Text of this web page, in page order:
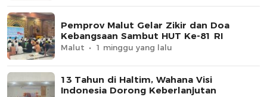
Pemprov Malut Gelar Zikir dan Doa
Kebangsaan Sambut HUT Ke-81 RI
Malut 1 minggu yang lalu
13 Tahun di Haltim, Wahana Visi
Indonesia Dorong Keberlanjutan